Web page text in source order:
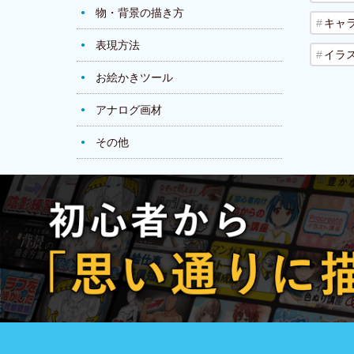
物・背景の描き方
表現方法
お絵かきツール
アナログ画材
その他
キャ
イラ